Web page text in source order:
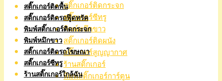
สติ๊กเกอร์ติดกระจก
สติ๊กเกอร์ซีทรู
พิมพ์หมึกขาว
สติ๊กเกอร์ติดผนัง
สติ๊กเกอร์สูญญากาศ
ร้านสติ๊กเกอร์
พิมพ์สติ๊กเกอร์การ์ตูน
สติ๊กเกอร์ติดพื้น
สติ๊กเกอร์ติดรถฟู๊ดทรัค
พิมพ์สติ๊กเกอร์ติดกระจก
พิมพ์หมึกขาว
สติ๊กเกอร์ติดรถโฆษณา
สติ๊กเกอร์ซีทรู
ร้านสติ๊กเกอร์ใกล้ฉัน